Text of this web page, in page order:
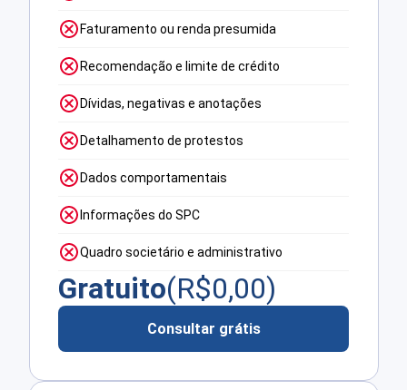
Faturamento ou renda presumida
Recomendação e limite de crédito
Dívidas, negativas e anotações
Detalhamento de protestos
Dados comportamentais
Informações do SPC
Quadro societário e administrativo
Gratuito(R$0,00)
Consultar grátis